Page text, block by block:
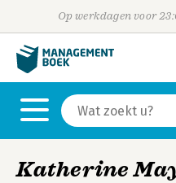
Op werkdagen voor
Katherine